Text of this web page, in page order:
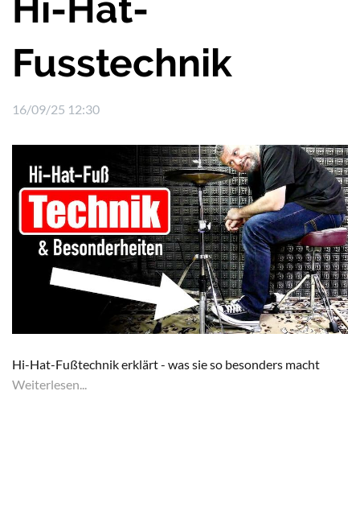
Hi-Hat-
Fusstechnik
16/09/25 12:30
Hi-Hat-Fußtechnik erklärt - was sie so besonders macht
Weiterlesen...